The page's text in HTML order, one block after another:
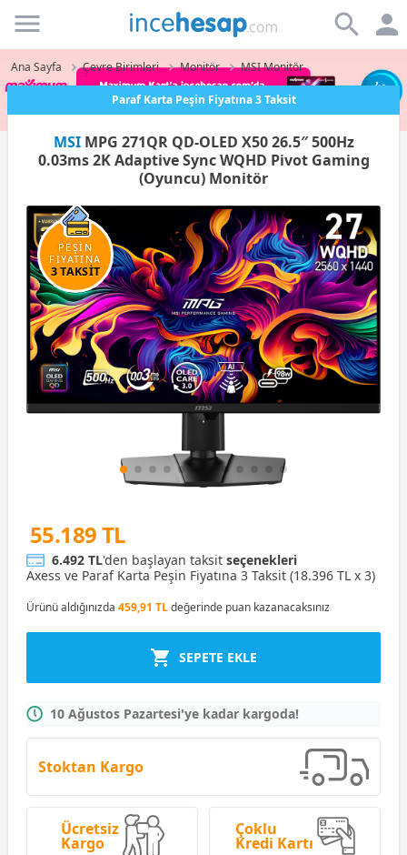
Incehesap
Ana Sayfa Çevre Birimleri Monitör MSI Monitör
Paraf Karta Peşin Fiyatına 3 Taksit
MSIMPG 271QR QD-OLED X50 26.5″ 500Hz
0.03ms 2K Adaptive Sync WQHD Pivot Gaming
(Oyuncu) Monitör
PEŞİN
FİYATINA
3 TAKSİT
55.189 TL
6.492 TL'den başlayan taksit seçenekleri
Axess ve Paraf Karta Peşin Fiyatına 3 Taksit (18.396 TL x 3)
Ürünü aldığınızda 459,91 TLdeğerinde puan kazanacaksınız
SEPETE EKLE
10 Ağustos Pazartesi'ye kadar kargoda!
Stoktan Kargo
Ücretsiz
Kargo
Çoklu
Kredi Kartı